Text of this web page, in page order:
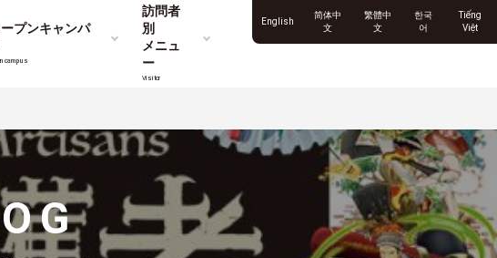
プンキャンパ
訪問者
別
メニュ
ー
Visitor
English
简体中
文
繁體中
文
한국
어
Tiếng
Việt